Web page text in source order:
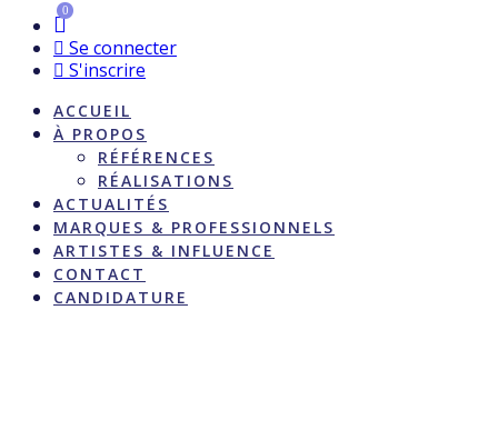
0
Se connecter
S'inscrire
ACCUEIL
À PROPOS
RÉFÉRENCES
RÉALISATIONS
ACTUALITÉS
MARQUES & PROFESSIONNELS
ARTISTES & INFLUENCE
CONTACT
CANDIDATURE